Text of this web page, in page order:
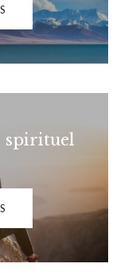
spirituel